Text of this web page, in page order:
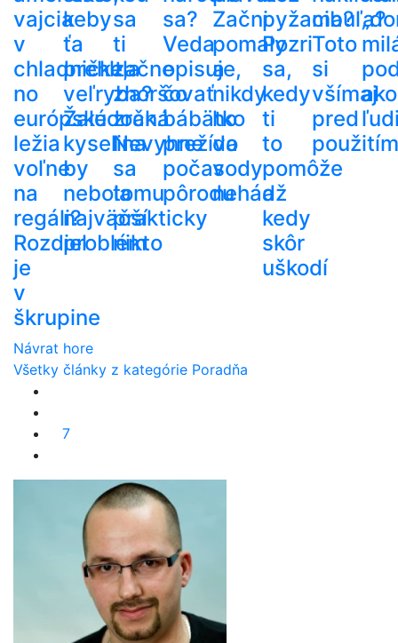
vajcia
v
chladničke,
no
európske
ležia
voľne
na
regáli?
Rozdiel
je
v
škrupine
keby
ťa
prehltla
veľryba?
Žalúdočná
kyselina
by
nebola
najväčší
problém
sa
ti
začne
zhoršovať
zrak.
Nevyhne
sa
tomu
prakticky
nikto
sa?
Veda
opisuje,
čo
bábätko
prežíva
počas
pôrodu
Začni
pomaly
a
nikdy
ho
do
vody
nehádž
pyžama?
Pozri
sa,
kedy
ti
to
pomôže
a
kedy
skôr
uškodí
cibuľa?
Toto
si
všímaj
pred
použitím
ako
Návrat hore
Všetky články z kategórie Poradňa
7